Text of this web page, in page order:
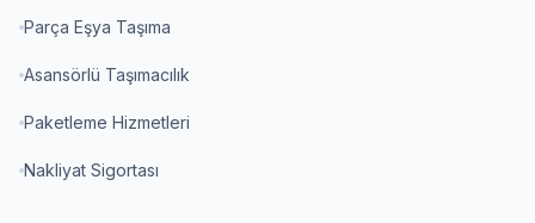
Parça Eşya Taşıma
Asansörlü Taşımacılık
Paketleme Hizmetleri
Nakliyat Sigortası